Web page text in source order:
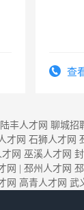
查
陆丰人才网 聊城招
才网 石狮人才网
网 巫溪人才网
网 邳州人才网
网 高青人才网 武